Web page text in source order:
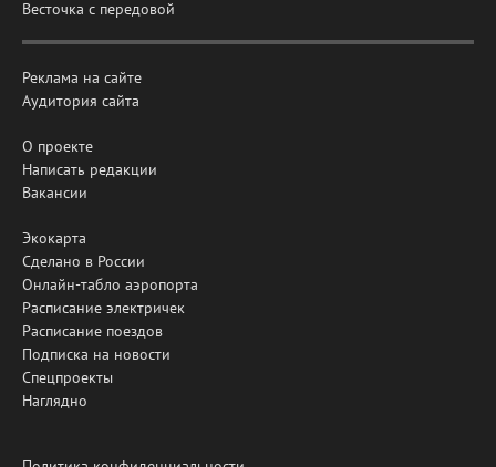
Весточка с передовой
Реклама на сайте
Аудитория сайта
О проекте
Написать редакции
Вакансии
Экокарта
Сделано в России
Онлайн-табло аэропорта
Расписание электричек
Расписание поездов
Подписка на новости
Спецпроекты
Наглядно